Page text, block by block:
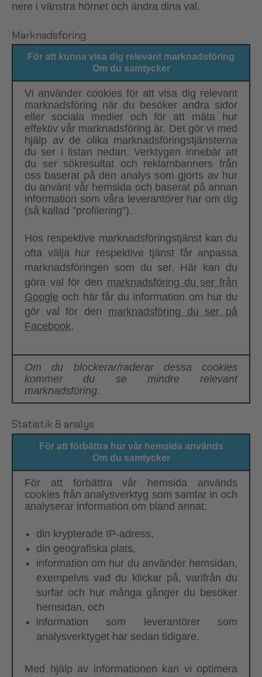
nere i vänstra hörnet och ändra dina val.
Marknadsföring
För att kunna visa dig relevant marknadsföring
Om du samtycker
Vi använder cookies för att visa dig relevant
marknadsföring när du besöker andra sidor
eller sociala medier och för att mäta hur
effektiv vår marknadsföring är. Det gör vi med
hjälp av de olika marknadsföringstjänsterna
du ser i listan nedan. Verktygen innebär att
du ser sökresultat och reklambanners från
oss baserat på den analys som gjorts av hur
du använt vår hemsida och baserat på annan
information som våra leverantörer har om dig
(så kallad ”profilering”).
Hos respektive marknadsföringstjänst kan du
ofta välja hur respektive tjänst får anpassa
marknadsföringen som du ser. Här kan du
göra val för den marknadsföring du ser från
Google och här får du information om hur du
gör val för den marknadsföring du ser på
Facebook.
Om du blockerar/raderar dessa cookies
kommer du se mindre relevant
marknadsföring.
Statistik & analys
För att förbättra hur vår hemsida används
Om du samtycker
För att förbättra vår hemsida används
cookies från analysverktyg som samlar in och
analyserar information om bland annat:
din krypterade IP-adress,
din geografiska plats,
information om hur du använder hemsidan,
exempelvis vad du klickar på, varifrån du
surfar och hur många gånger du besöker
hemsidan, och
information som leverantörer som
analysverktyget har sedan tidigare.
Med hjälp av informationen kan vi optimera